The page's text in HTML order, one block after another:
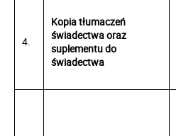
4.
Kopia tłumaczeń
świadectwa oraz
suplementu do
świadectwa